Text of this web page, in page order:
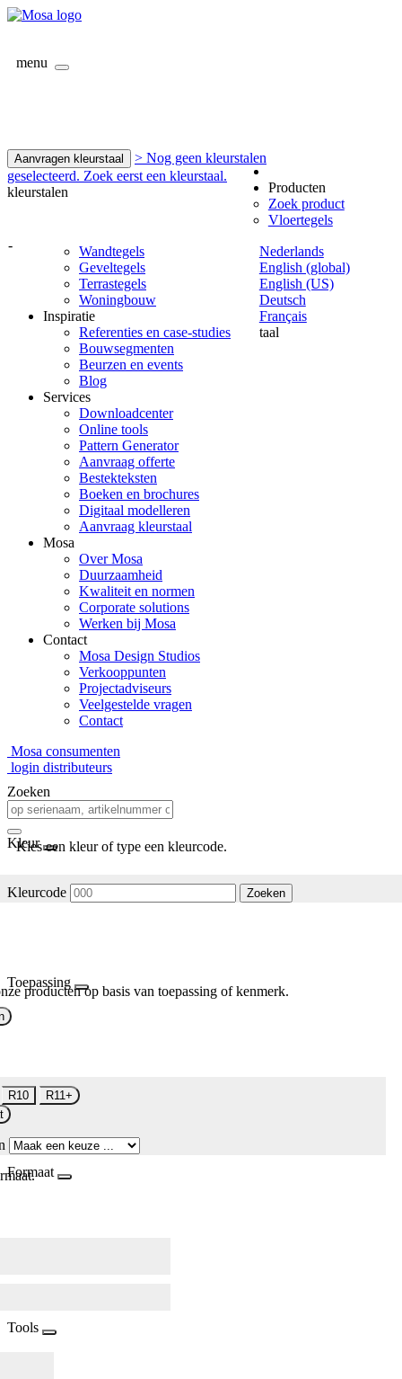
menu
Aanvragen kleurstaal
> Nog geen kleurstalen
geselecteerd. Zoek eerst een kleurstaal.
kleurstalen
-
Nederlands
English (global)
English (US)
Deutsch
Français
taal
Producten
Zoek product
Vloertegels
Wandtegels
Geveltegels
Terrastegels
Woningbouw
Inspiratie
Referenties en case-studies
Bouwsegmenten
Beurzen en events
Blog
Services
Downloadcenter
Online tools
Pattern Generator
Aanvraag offerte
Bestekteksten
Boeken en brochures
Digitaal modelleren
Aanvraag kleurstaal
Mosa
Over Mosa
Duurzaamheid
Kwaliteit en normen
Corporate solutions
Werken bij Mosa
Contact
Mosa Design Studios
Verkooppunten
Projectadviseurs
Veelgestelde vragen
Contact
Mosa consumenten
login distributeurs
Zoeken
Kleur
Kies een kleur of type een kleurcode.
Kleurcode Zoeken
Toepassing
producten op basis van toepassing of kenmerk.
R10
R11+
Formaat
Tools